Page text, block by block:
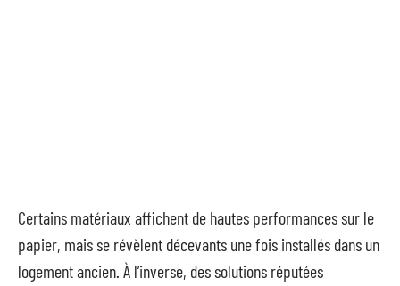
Certains matériaux affichent de hautes performances sur le
papier, mais se révèlent décevants une fois installés dans un
logement ancien. À l’inverse, des solutions réputées